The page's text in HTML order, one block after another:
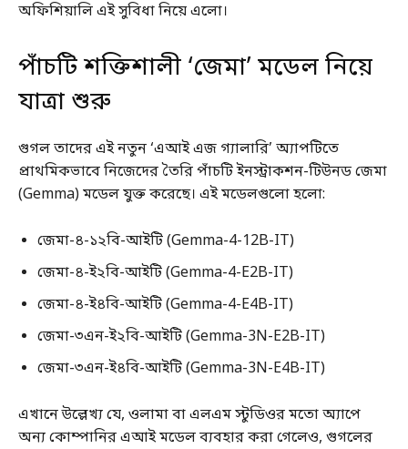
অফিশিয়ালি এই সুবিধা নিয়ে এলো।
পাঁচটি শক্তিশালী ‘জেমা’ মডেল নিয়ে
যাত্রা শুরু
গুগল তাদের এই নতুন ‘এআই এজ গ্যালারি’ অ্যাপটিতে
প্রাথমিকভাবে নিজেদের তৈরি পাঁচটি ইনস্ট্রাকশন-টিউনড জেমা
(Gemma) মডেল যুক্ত করেছে। এই মডেলগুলো হলো:
জেমা-৪-১২বি-আইটি (Gemma-4-12B-IT)
জেমা-৪-ই২বি-আইটি (Gemma-4-E2B-IT)
জেমা-৪-ই৪বি-আইটি (Gemma-4-E4B-IT)
জেমা-৩এন-ই২বি-আইটি (Gemma-3N-E2B-IT)
জেমা-৩এন-ই৪বি-আইটি (Gemma-3N-E4B-IT)
এখানে উল্লেখ্য যে, ওলামা বা এলএম স্টুডিওর মতো অ্যাপে
অন্য কোম্পানির এআই মডেল ব্যবহার করা গেলেও, গুগলের